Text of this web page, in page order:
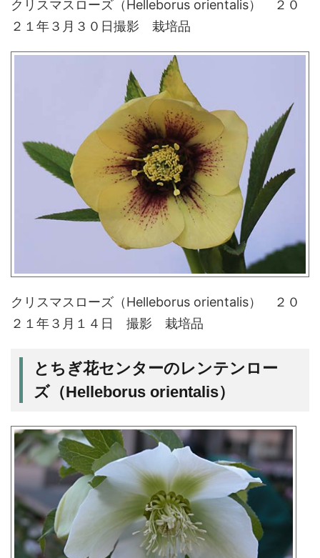
クリスマスローズ（Helleborus orientalis） ２０
２１年３月３０日撮影 栽培品
クリスマスローズ（Helleborus orientalis） ２０
２１年３月１４日 撮影 栽培品
とちぎ花センターのレンテンロー
ズ（Helleborus orientalis）